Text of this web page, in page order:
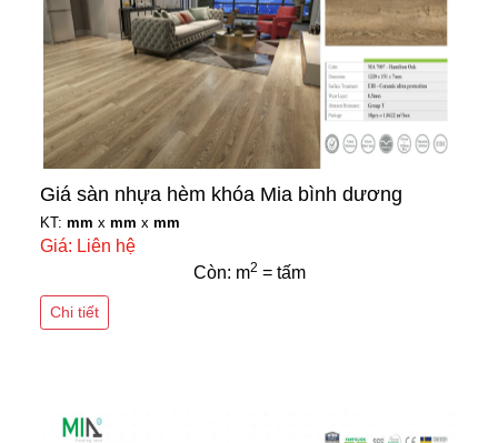
Giá sàn nhựa hèm khóa Mia bình dương
KT: mm x mm x mm
Giá: Liên hệ
Còn: m2 = tấm
Chi tiết